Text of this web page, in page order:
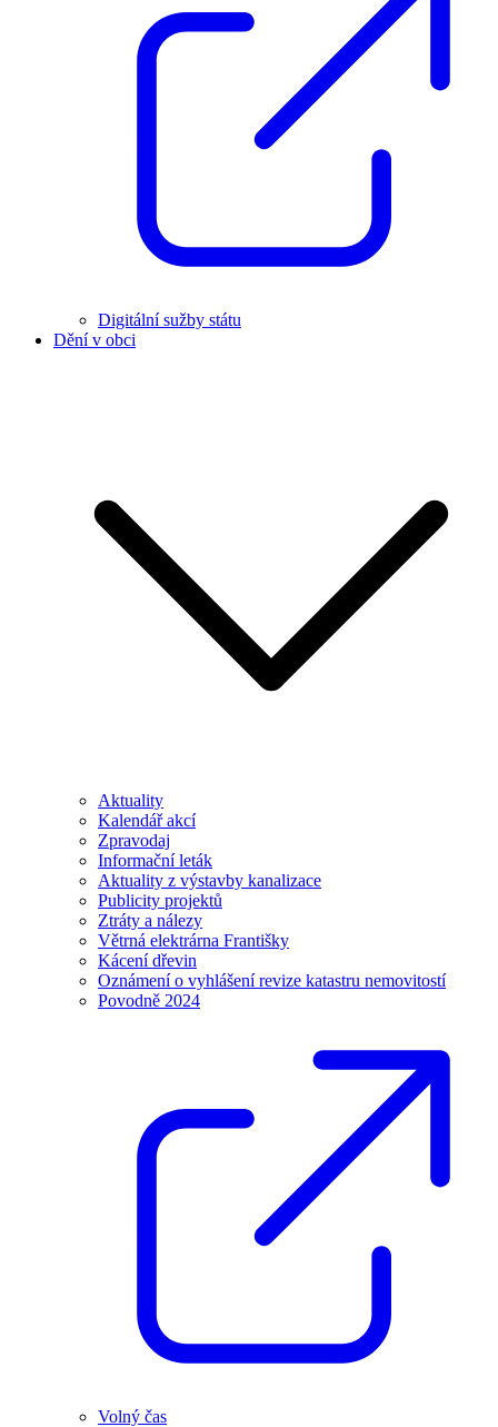
Digitální sužby státu
Dění v obci
Aktuality
Kalendář akcí
Zpravodaj
Informační leták
Aktuality z výstavby kanalizace
Publicity projektů
Ztráty a nálezy
Větrná elektrárna Františky
Kácení dřevin
Oznámení o vyhlášení revize katastru nemovitostí
Povodně 2024
Volný čas